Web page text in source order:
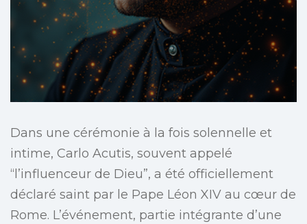
Dans une cérémonie à la fois solennelle et
intime, Carlo Acutis, souvent appelé
“l’influenceur de Dieu”, a été officiellement
déclaré saint par le Pape Léon XIV au cœur de
Rome. L’événement, partie intégrante d’une